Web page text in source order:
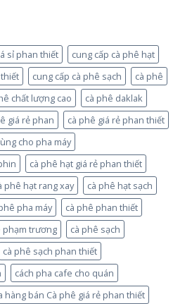
sỉ phan thiết
cung cấp cà phê hạt
cung cấp cà phê sạch
cà phê
chất lượng cao
cà phê daklak
giá rẻ phan
cà phê giá rẻ phan thiết
cho pha máy
cà phê hạt giá rẻ phan thiết
phê hạt rang xay
cà phê hạt sạch
pha máy
cà phê phan thiết
phạm trương
cà phê sạch
cà phê sạch phan thiết
cách pha cafe cho quán
hàng bán Cà phê giá rẻ phan thiết